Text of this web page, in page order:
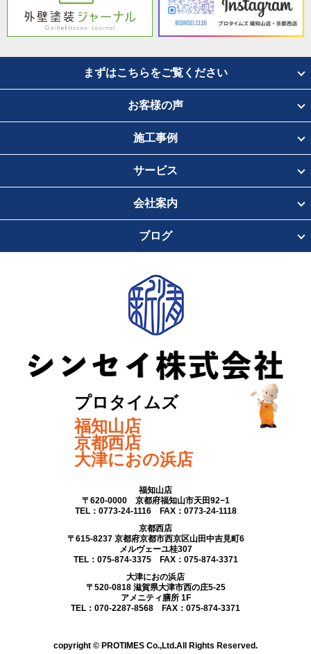
まずはこちらをご覧ください
お客様の声
施工事例
サービス
会社案内
ブログ
プロタイムズ
福知山店
京都西店
大津におの浜店
福知山店
〒620-0000 京都府福知山市天田92−1
TEL：0773-24-1116 FAX：0773-24-1118
京都西店
〒615-8237 京都府京都市西京区山田中吉見町6
メルヴェーユ桂307
TEL：075-874-3375 FAX：075-874-3371
大津におの浜店
〒520-0818 滋賀県大津市西の庄5-25
アメニティ膳所 1F
TEL：070-2287-8568 FAX：075-874-3371
copyright © PROTIMES Co.,Ltd.All Rights Reserved.